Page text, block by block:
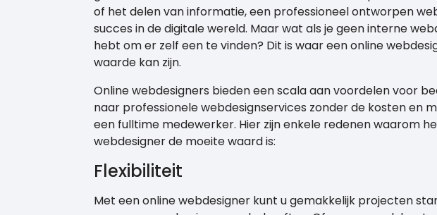
of het delen van informatie, een professioneel ontworpen
succes in de digitale wereld. Maar wat als je geen interne
hebt om er zelf een te vinden? Dit is waar een online
waarde kan zijn.
Online webdesigners bieden een scala aan voordelen voor
naar professionele webdesignservices zonder de kosten en
een fulltime medewerker. Hier zijn enkele redenen waarom
webdesigner de moeite waard is:
Flexibiliteit
Met een online webdesigner kunt u gemakkelijk projecten